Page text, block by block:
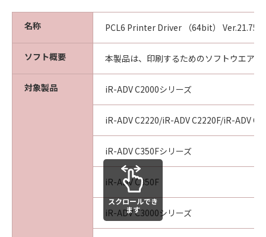
SOFTWARE is a "commercial item," as that
term is defined at 48 C.F.R. 2.101 (October
1995), consisting of "commercial computer
software" and "commercial computer
software documentation," as such terms are
used in 48 C.F.R. 12.212 (September 1995).
Consistent with 48 C.F.R. 12.212 and 48 C.F.R.
227.7202-1 through 227.7202-4 (June 1995),
all U.S. Government End Users shall acquire
the SOFTWARE with only those rights set
forth herein. The manufacturer is Canon
Inc./30-2, Shimomaruko 3-chome, Ohta-ku,
Tokyo 146-8501, Japan.
10. SEVERABILITY
In the event that any section hereof is
名称 PCL6 Printer Driver （64bit） Ver.21.75
ソフト概要 本製品は、印刷するためのソフトウエアで
対象製品 iR-ADV C2000シリーズ
iR-ADV C2220/iR-ADV C2220F/iR-ADV
iR-ADV C350Fシリーズ
iR-ADV C350F
iR-ADV C3000シリーズ
スクロールでき
ます